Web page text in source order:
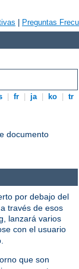
Preguntas
fr ja ko tr
documento
por debajo del
través de esos
lanzará varios
con el usuario
que son